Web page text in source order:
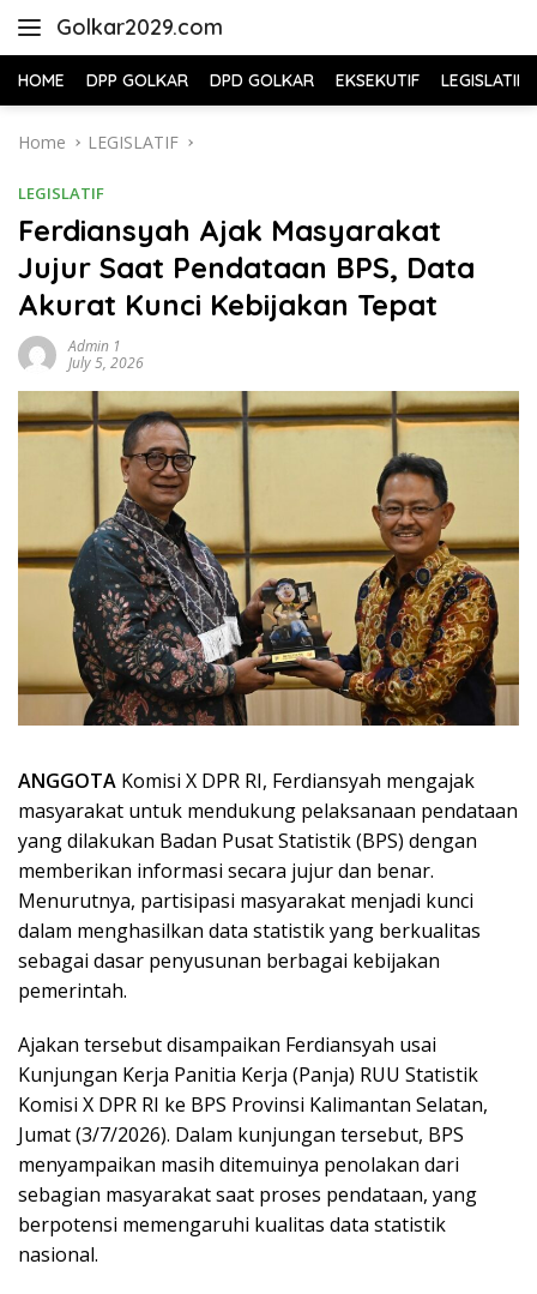
Golkar2029.com
HOME DPP GOLKAR DPD GOLKAR EKSEKUTIF LEGISLATIF
Home LEGISLATIF
LEGISLATIF
Ferdiansyah Ajak Masyarakat
Jujur Saat Pendataan BPS, Data
Akurat Kunci Kebijakan Tepat
Admin 1
July 5, 2026
ANGGOTA Komisi X DPR RI, Ferdiansyah mengajak
masyarakat untuk mendukung pelaksanaan pendataan
yang dilakukan Badan Pusat Statistik (BPS) dengan
memberikan informasi secara jujur dan benar.
Menurutnya, partisipasi masyarakat menjadi kunci
dalam menghasilkan data statistik yang berkualitas
sebagai dasar penyusunan berbagai kebijakan
pemerintah.
Ajakan tersebut disampaikan Ferdiansyah usai
Kunjungan Kerja Panitia Kerja (Panja) RUU Statistik
Komisi X DPR RI ke BPS Provinsi Kalimantan Selatan,
Jumat (3/7/2026). Dalam kunjungan tersebut, BPS
menyampaikan masih ditemuinya penolakan dari
sebagian masyarakat saat proses pendataan, yang
berpotensi memengaruhi kualitas data statistik
nasional.